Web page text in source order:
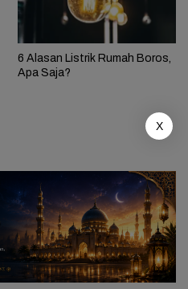
6 Alasan Listrik Rumah Boros,
Apa Saja?
X